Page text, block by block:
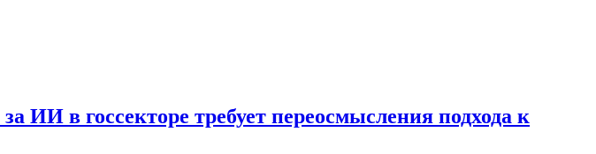
ИИ в госсекторе требует переосмысления подхода к